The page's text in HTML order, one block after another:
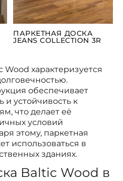
ПАРКЕТНАЯ ДОСКА
JEANS COLLECTION 3R
характеризуется
обеспечивает
и устойчивость к
что делает её
условий
этому, паркетная
использоваться в
зданиях.
Baltic Wood в